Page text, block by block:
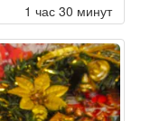
1 час 30 минут